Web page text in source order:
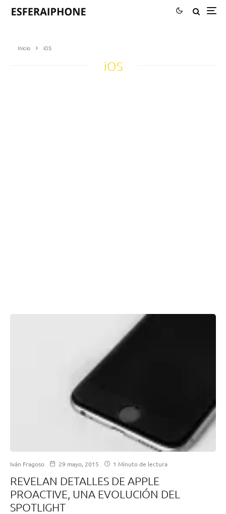
Inicio iOS
iOS
Iván Fragoso 29 mayo, 2015 1 Minuto de lectura
REVELAN DETALLES DE APPLE
PROACTIVE, UNA EVOLUCIÓN DEL
SPOTLIGHT